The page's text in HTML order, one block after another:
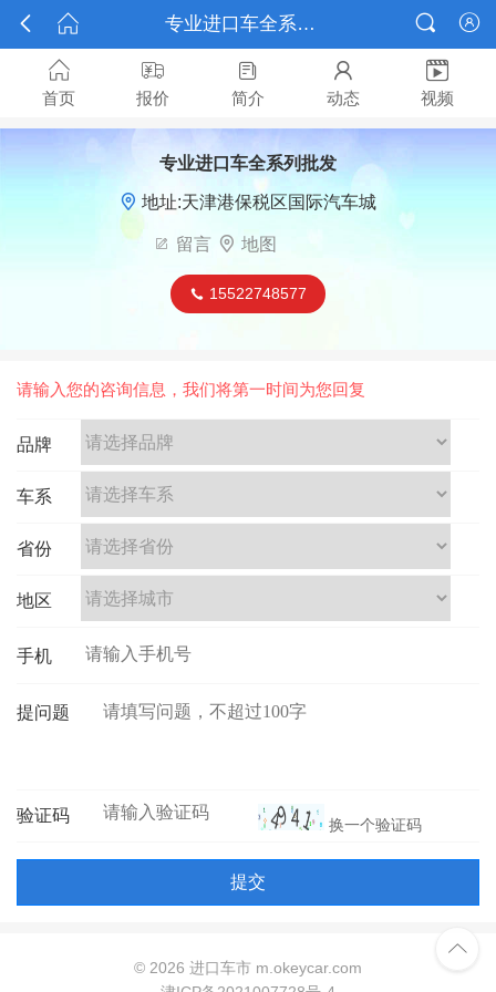
  专业进口车全系列批发 


首页

报价

简介

动态

视频
专业进口车全系列批发
 地址:天津港保税区国际汽车城
 留言  地图
 15522748577
请输入您的咨询信息，我们将第一时间为您回复
品牌
车系
省份
地区
手机
提问题
验证码 换一个验证码
提交
© 2026 进口车市 m.okeycar.com
